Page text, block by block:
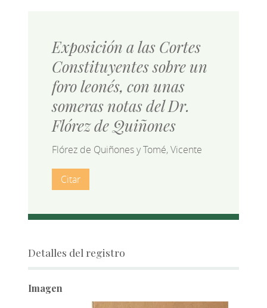
Exposición a las Cortes
Constituyentes sobre un
foro leonés, con unas
someras notas del Dr.
Flórez de Quiñones
Flórez de Quiñones y Tomé, Vicente
Citar
Detalles del registro
Imagen